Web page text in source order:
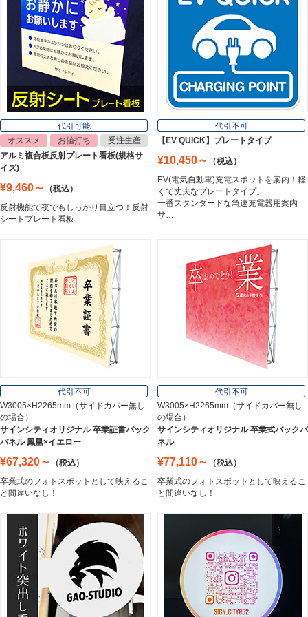
インクジェットメディア
Inkjet Media
看板照明
Lighting Equipment
トラスコ中山
Trusco Nakayama
インテリア
Interior
オフィス用品
Office Supplies
ステンレス切文字
Stainless Sign
エッチングプレート
郵便ポスト
Post
代引可能
オススメ
お値打ち
受注生産
アルミ複合板反射プレート看板(規格サ
イズ)
¥9,460～
（税込）
反射機能で夜でもしっかり目立つ！反射
シートプレート看板
代引不可
【EV QUICK】プレートタイプ
¥10,450～
（税込）
EV(電気自動車)充電スポットを案内！軽
くて丈夫なプレートタイプ。
一番スタンダードな急速充電器用案内
サ…
代引不可
W3005×H2265mm（サイドカバー無し
の場合）
サインシティオリジナル 卒業証書バック
パネル 鳳凰×イエロー
¥67,320～
（税込）
卒業式のフォトスポットとして映えるこ
と間違いなし！
代引不可
W3005×H2265mm（サイドカバー無し
の場合）
サインシティオリジナル 卒業式バックパ
ネル
¥77,110～
（税込）
卒業式のフォトスポットとして映えるこ
と間違いなし！